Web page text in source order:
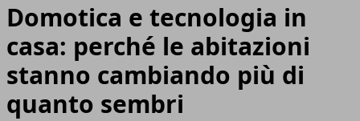
Domotica e tecnologia in
casa: perché le abitazioni
stanno cambiando più di
quanto sembri